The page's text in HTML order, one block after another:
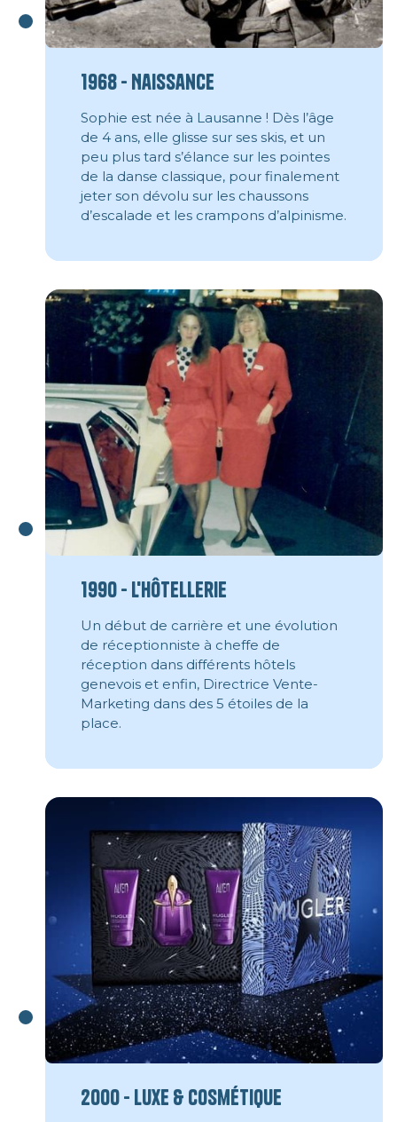
1968 - Naissance
Sophie est née à Lausanne ! Dès l’âge
de 4 ans, elle glisse sur ses skis, et un
peu plus tard s’élance sur les pointes
de la danse classique, pour finalement
jeter son dévolu sur les chaussons
d’escalade et les crampons d’alpinisme.
1990 - L'hôtellerie
Un début de carrière et une évolution
de réceptionniste à cheffe de
réception dans différents hôtels
genevois et enfin, Directrice Vente-
Marketing dans des 5 étoiles de la
place.
2000 - Luxe & Cosmétique